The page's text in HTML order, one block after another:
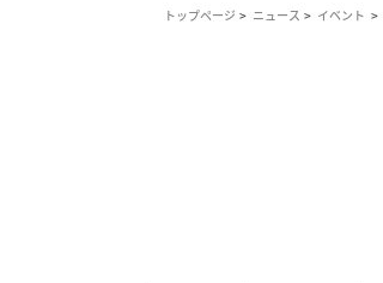
トップページ ニュース イベント